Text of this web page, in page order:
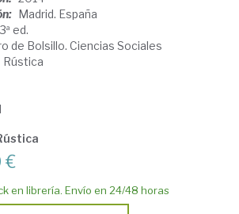
Madrid. España
3ª ed.
de Bolsillo. Ciencias Sociales
Rústica
€
en librería. Envío en 24/48 horas